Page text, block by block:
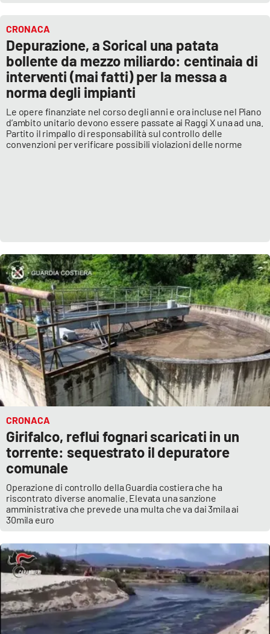
CRONACA
Depurazione, a Sorical una patata
bollente da mezzo miliardo: centinaia di
interventi (mai fatti) per la messa a
norma degli impianti
Le opere finanziate nel corso degli anni e ora incluse nel Piano
d’ambito unitario devono essere passate ai Raggi X una ad una.
Partito il rimpallo di responsabilità sul controllo delle
convenzioni per verificare possibili violazioni delle norme
CRONACA
Girifalco, reflui fognari scaricati in un
torrente: sequestrato il depuratore
comunale
Operazione di controllo della Guardia costiera che ha
riscontrato diverse anomalie. Elevata una sanzione
amministrativa che prevede una multa che va dai 3mila ai
30mila euro